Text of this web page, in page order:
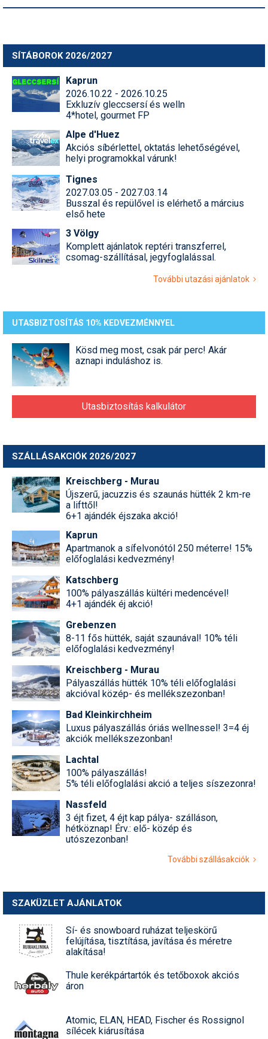
SÍTÁBOROK 2026/2027
Kaprun
2026.10.22 - 2026.10.25
Exkluzív gleccsersí és welln
4*hotel, gourmet FP
Alpe d'Huez
Akciós síbérlettel, oktatás lehetőségével,
helyi programokkal várunk!
Tignes
2027.03.05 - 2027.03.14
Busszal és repülővel is elérhető a március
első hete
3 Völgy
Komplett ajánlatok reptéri transzferrel,
csomag-szállításal, jegyfoglalással.
További utazási ajánlatok
UTASBIZTOSÍTÁS 10% KEDVEZMÉNNYEL
Kösd meg most, csak pár perc! Akár
aznapi induláshoz is.
Utasbiztosítás kalkulátor
SZÁLLÁSAKCIÓK 2026/2027
Kreischberg - Murau
Újszerű, jacuzzis és szaunás hütték 2 km-re
a lifttől!
6+1 ajándék éjszaka akció!
Kaprun
Apartmanok a sífelvonótól 250 méterre! 15%
előfoglalási kedvezmény!
Katschberg
100% pályaszállás kültéri medencével!
4+1 ajándék éj akció!
Grebenzen
8-11 fős hütték, saját szaunával! 10% téli
előfoglalási kedvezmény!
Kreischberg - Murau
Pályaszállás hütték 10% téli előfoglalási
akcióval közép- és mellékszezonban!
Bad Kleinkirchheim
Luxus pályaszállás óriás wellnessel! 3=4 éj
akciók mellékszezonban!
Lachtal
100% pályaszállás!
5% téli előfoglalási akció a teljes síszezonra!
Nassfeld
3 éjt fizet, 4 éjt kap pálya- szálláson,
hétköznap! Érv.: elő- közép és
utószezonban!
További szállásakciók
SZAKÜZLET AJÁNLATOK
Sí- és snowboard ruházat teljeskörű
felújítása, tisztítása, javítása és méretre
alakítása!
Thule kerékpártartók és tetőboxok akciós
áron
Atomic, ELAN, HEAD, Fischer és Rossignol
sílécek kiárusítása